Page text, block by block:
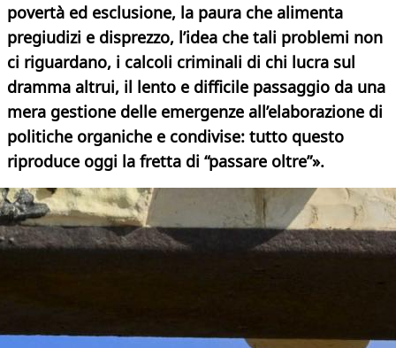
povertà ed esclusione, la paura che alimenta
pregiudizi e disprezzo, l’idea che tali problemi non
ci riguardano, i calcoli criminali di chi lucra sul
dramma altrui, il lento e difficile passaggio da una
mera gestione delle emergenze all’elaborazione di
politiche organiche e condivise: tutto questo
riproduce oggi la fretta di “passare oltre”».